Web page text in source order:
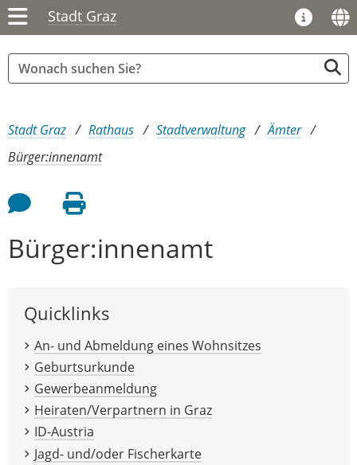
Stadt Graz
Sie sind hier:
Stadt Graz Rathaus Stadtverwaltung
Ämter
Bürger:innenamt
Feedback an Autor
Seite drucken
Bürger:innenamt
Quicklinks
An- und Abmeldung eines Wohnsitzes
Geburtsurkunde
Gewerbeanmeldung
Heiraten/Verpartnern in Graz
ID-Austria
Jagd- und/oder Fischerkarte